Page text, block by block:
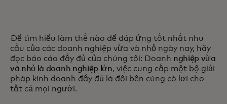
Để tìm hiểu làm thế nào để đáp ứng tốt nhất nhu
cầu của các doanh nghiệp vừa và nhỏ ngày nay, hãy
đọc báo cáo đầy đủ của chúng tôi: Doanh nghiệp vừa
và nhỏ là doanh nghiệp lớn, việc cung cấp một bộ giải
pháp kinh doanh đầy đủ là đôi bên cùng có lợi cho
tất cả mọi người.